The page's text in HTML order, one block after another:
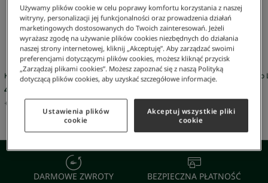
Mężczyzna
Kobieta Sale
Nasze wybory dla Ciebie
Koszulka Polo L.12.12 Classic Fit
479 zł
+ Kolor
Koszulka
Kolor
DARMOWE ZWROTY BEZPIECZNA PŁATNOŚĆ
Używamy plików cookie w celu poprawy komfortu korzystania z naszej
witryny, personalizacji jej funkcjonalności oraz prowadzenia działań
marketingowych dostosowanych do Twoich zainteresowań. Jeżeli
wyrażasz zgodę na używanie plików cookies niezbędnych do działania
naszej strony internetowej, kliknij „Akceptuję”. Aby zarządzać swoimi
preferencjami dotyczącymi plików cookies, możesz kliknąć przycisk
„Zarządzaj plikami cookies”. Możesz zapoznać się z naszą Polityką
dotyczącą plików cookies, aby uzyskać szczegółowe informacje.
Ustawienia plików
cookie
Akceptuj wszystkie pliki
cookie